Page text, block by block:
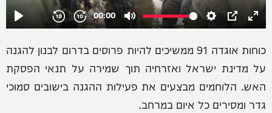
כוחות אוגדה 91 ממשיכים להיות פרוסים בדרום לבנון להגנה
על מדינת ישראל ואזרחיה תוך שמירה על תנאי הפסקת
האש. הלוחמים מבצעים את פעילות ההגנה בישובים סמוכי
גדר ומסירים כל איום במרחב.